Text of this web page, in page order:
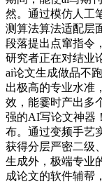
然。通过模仿人工
测算法算法适配层
段落提出点窜指令
研究者正在对结业
ai论文生成做品不
出极高的专业水准
效，能霎时产出多
强的AI写论文神器
布。通过变频手艺
获得分层严密二级
生成外，极端专业
成论文的软件辅帮